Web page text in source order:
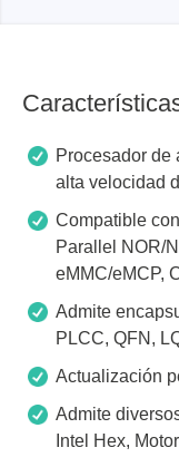
Procesador de
alta velocidad
Compatible
Parallel NOR/
eMMC/eMCP,
Admite
PLCC, QFN,
Actualización
Admite
Intel Hex,